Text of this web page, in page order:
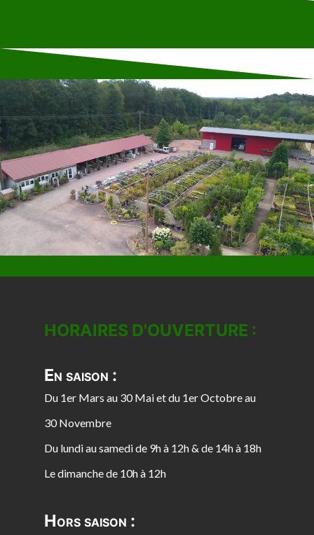
HORAIRES D'OUVERTURE :
En saison :
Du 1er Mars au 30 Mai et du 1er Octobre au
30 Novembre
Du lundi au samedi de 9h à 12h & de 14h à 18h
Le dimanche de 10h à 12h
Hors saison :